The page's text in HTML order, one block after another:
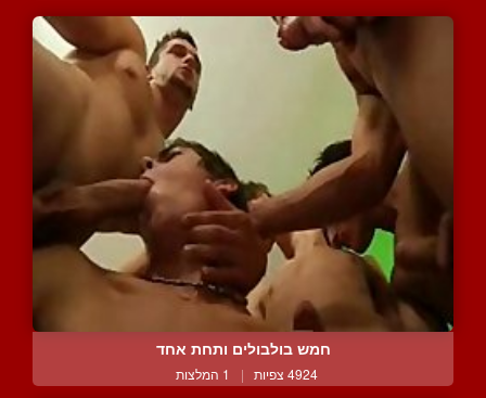
חמש בולבולים ותחת אחד
4924 צפיות | 1 המלצות